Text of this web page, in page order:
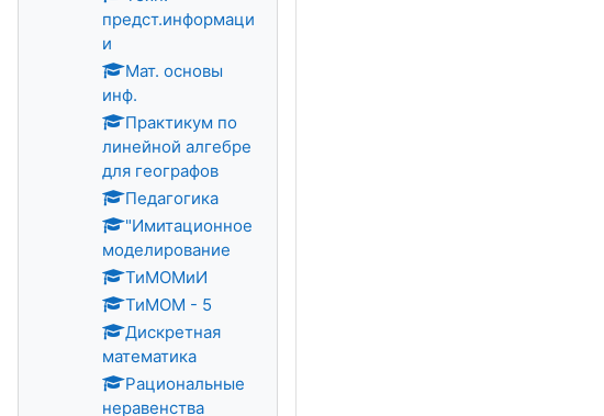
предст.информаци
и
Мат. основы
инф.
Практикум по
линейной алгебре
для географов
Педагогика
"Имитационное
моделирование
ТиМОМиИ
ТиМОМ - 5
Дискретная
математика
Рациональные
неравенства